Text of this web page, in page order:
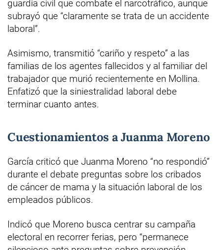
guardia civil que combate el narcotráfico, aunque
subrayó que “claramente se trata de un accidente
laboral”.
Asimismo, transmitió “cariño y respeto” a las
familias de los agentes fallecidos y al familiar del
trabajador que murió recientemente en Mollina.
Enfatizó que la siniestralidad laboral debe
terminar cuanto antes.
Cuestionamientos a Juanma Moreno
García criticó que Juanma Moreno “no respondió”
durante el debate preguntas sobre los cribados
de cáncer de mama y la situación laboral de los
empleados públicos.
Indicó que Moreno busca centrar su campaña
electoral en recorrer ferias, pero “permanece